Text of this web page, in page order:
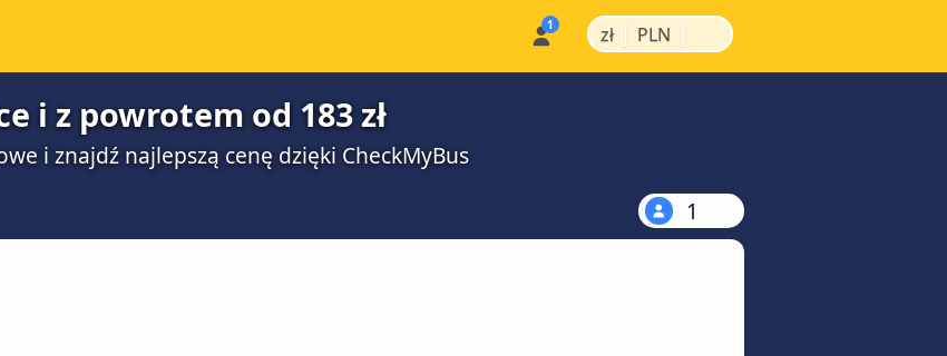
zł | PLN |
i z powrotem od 183 zł
i znajdź najlepszą cenę dzięki CheckMyBus
1